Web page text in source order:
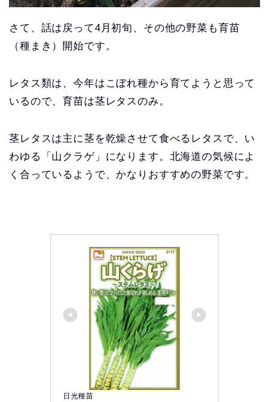
さて、話は戻って4月初旬、その他の野菜も育苗
（種まき）開始です。
レタス類は、今年はこぼれ種から育てようと思って
いるので、育苗は茎レタスのみ。
茎レタスは主に茎を乾燥させて食べるレタスで、い
わゆる「山クラゲ」になります。北海道の気候によ
く合っているようで、かなりおすすめの野菜です。
日光種苗